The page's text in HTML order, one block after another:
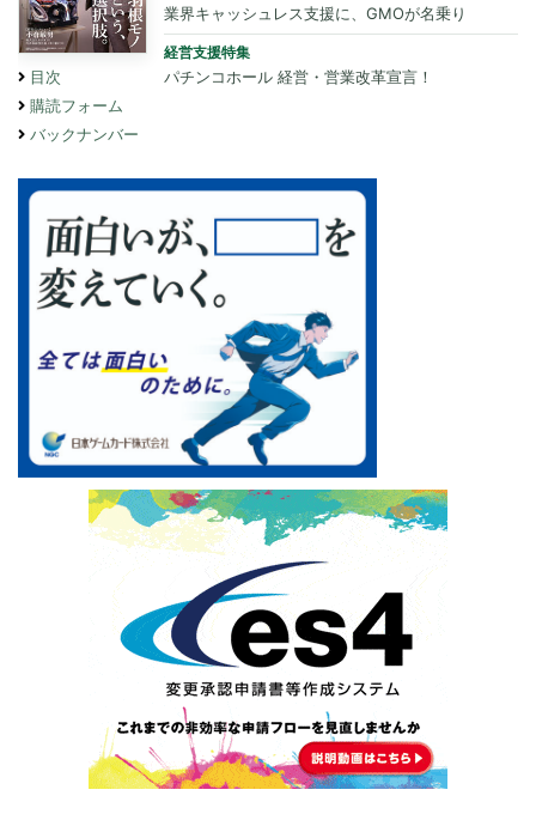
目次
購読フォーム
バックナンバー
業界キャッシュレス支援に、GMOが名乗り
経営支援特集
パチンコホール 経営・営業改革宣言！